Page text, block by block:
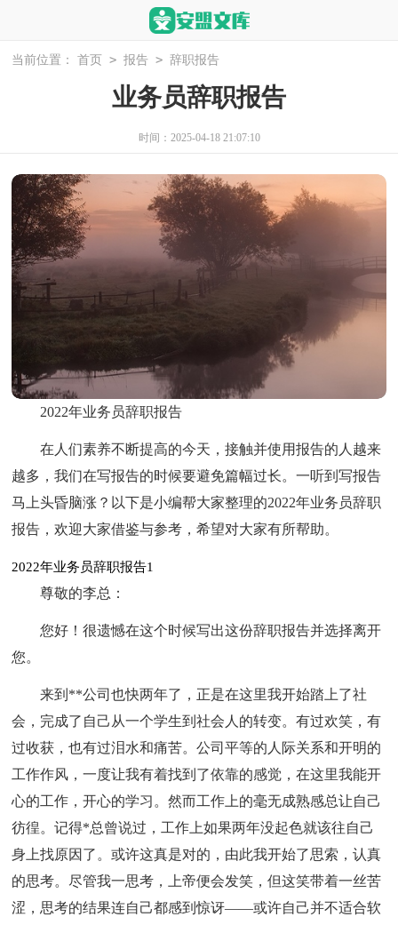
当前位置： 首页 > 报告 > 辞职报告
业务员辞职报告
时间：2025-04-18 21:07:10
2022年业务员辞职报告
在人们素养不断提高的今天，接触并使用报告的人越来
越多，我们在写报告的时候要避免篇幅过长。一听到写报告
马上头昏脑涨？以下是小编帮大家整理的2022年业务员辞职
报告，欢迎大家借鉴与参考，希望对大家有所帮助。
2022年业务员辞职报告1
尊敬的李总：
您好！很遗憾在这个时候写出这份辞职报告并选择离开
您。
来到**公司也快两年了，正是在这里我开始踏上了社
会，完成了自己从一个学生到社会人的转变。有过欢笑，有
过收获，也有过泪水和痛苦。公司平等的人际关系和开明的
工作作风，一度让我有着找到了依靠的感觉，在这里我能开
心的工作，开心的学习。然而工作上的毫无成熟感总让自己
彷徨。记得*总曾说过，工作上如果两年没起色就该往自己
身上找原因了。或许这真是对的，由此我开始了思索，认真
的思考。尽管我一思考，上帝便会发笑，但这笑带着一丝苦
涩，思考的结果连自己都感到惊讶――或许自己并不适合软